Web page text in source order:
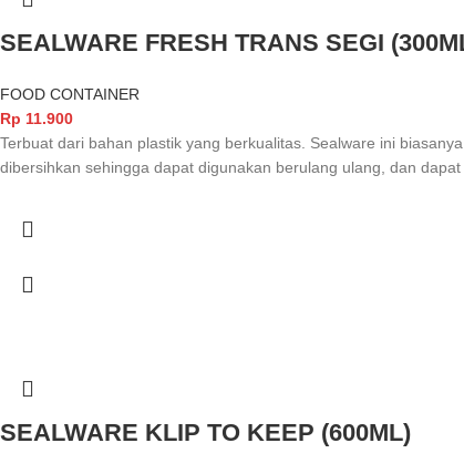
SEALWARE FRESH TRANS SEGI
FOOD CONTAINER
Rp 11.900
Terbuat dari bahan plastik yang berkualitas. Sealware ini
dibersihkan sehingga dapat digunakan berulang ulang, dan
SEALWARE KLIP TO KEEP (600ML)